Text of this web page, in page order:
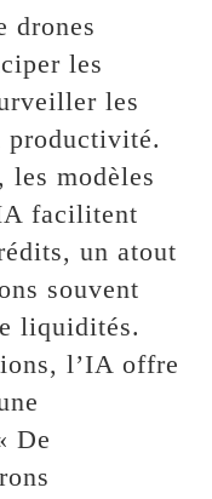
drones
les
les
productivité.
les modèles
facilitent
un atout
souvent
liquidités.
l’IA offre
De